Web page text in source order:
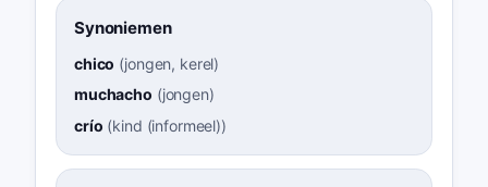
Synoniemen
chico (jongen, kerel)
muchacho (jongen)
crío (kind (informeel))